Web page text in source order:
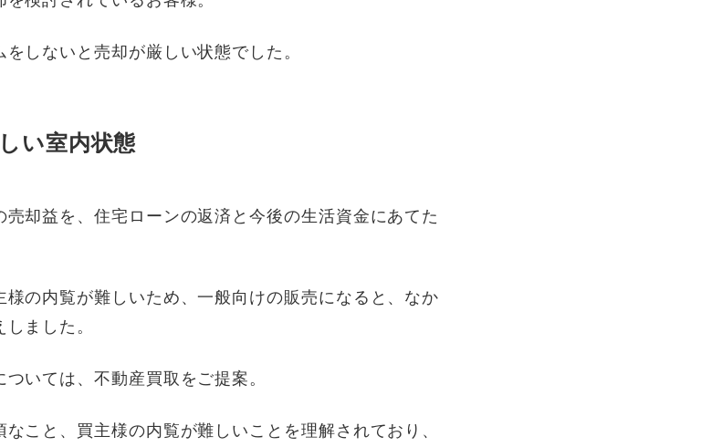
しないと売却が厳しい状態でした。
い室内状態
却益を、住宅ローンの返済と今後の生活資金にあてた
の内覧が難しいため、一般向けの販売になると、なか
ました。
いては、不動産買取をご提案。
こと、買主様の内覧が難しいことを理解されており、